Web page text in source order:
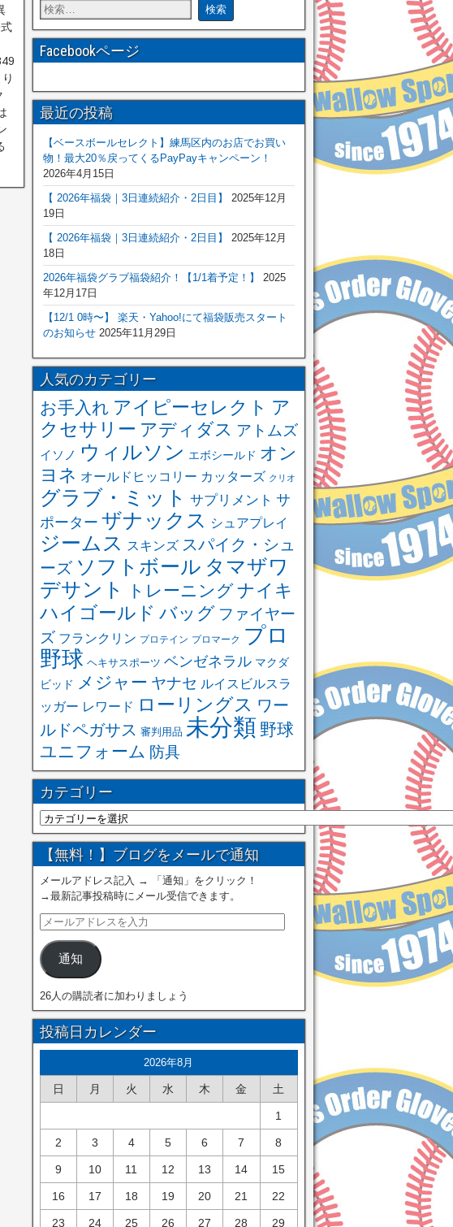
Facebookページ
最近の投稿
【ベースボールセレクト】練馬区内のお店でお買い
物！最大20％戻ってくるPayPayキャンペーン！
2026年4月15日
【 2026年福袋｜3日連続紹介・2日目】
2025年12月
19日
【 2026年福袋｜3日連続紹介・2日目】
2025年12月
18日
2026年福袋グラブ福袋紹介！【1/1着予定！】
2025
年12月17日
【12/1 0時〜】 楽天・Yahoo!にて福袋販売スタート
のお知らせ 2025年11月29日
人気のカテゴリー
お手入れ アイピーセレクト ア
クセサリー アディダス アトムズ
イソノ ウィルソン エボシールド オン
ヨネ オールドヒッコリー カッターズ クリオ
グラブ・ミット サプリメント サ
ポーター ザナックス シュアプレイ
ジームス スキンズ スパイク・シュ
ーズ ソフトボール タマザワ
デサント
トレーニングナイキ
ハイゴールド バッグ ファイヤー
ズ フランクリン プロテイン プロマーク プロ
野球 ヘキサスポーツ ベンゼネラル マクダ
ビッド
メジャー ヤナセ ルイスビルスラ
ッガー レワード ローリングス ワー
ルドペガサス 審判用品 未分類 野球
ユニフォーム 防具
カテゴリー
【無料！】ブログをメールで通知
メールアドレス記入 → 「通知」をクリック！
→最新記事投稿時にメール受信できます。
通知
26人の購読者に加わりましょう
投稿日カレンダー
2026年8月
日 月 火 水 木 金 土
1
2 3 4 5 6 7 8
9 10 11 12 13 14 15
16 17 18 19 20 21 22
23 24 25 26 27 28 29